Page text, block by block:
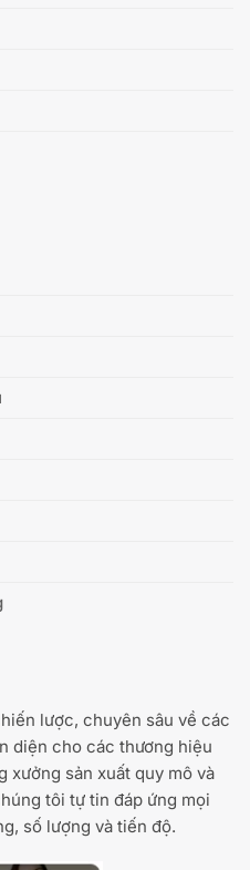
lược, chuyên sâu về các
diện cho các thương hiệu
xưởng sản xuất quy mô và
tôi tự tin đáp ứng mọi
số lượng và tiến độ.